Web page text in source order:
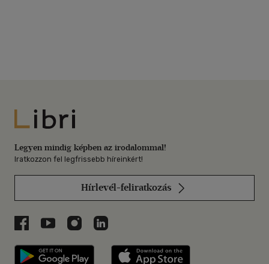
Libri
Legyen mindig képben az irodalommal!
Iratkozzon fel legfrissebb híreinkért!
Hírlevél-feliratkozás
Libri a Facebookon
Libri a Youtube-on
Libri az Instagramon
Libri a LinkedInen
Libri applikáció Szerezd meg: Google